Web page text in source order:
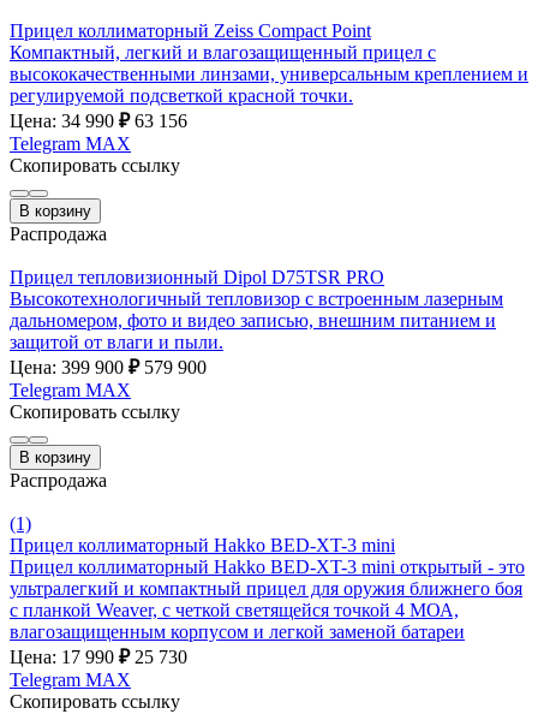
Прицел коллиматорный Zeiss Compact Point
Компактный, легкий и влагозащищенный прицел с
высококачественными линзами, универсальным креплением и
регулируемой подсветкой красной точки.
Цена: 34 990 ₽ 63 156
Telegram MAX
Скопировать ссылку
В корзину
Распродажа
Прицел тепловизионный Dipol D75TSR PRO
Высокотехнологичный тепловизор с встроенным лазерным
дальномером, фото и видео записью, внешним питанием и
защитой от влаги и пыли.
Цена: 399 900 ₽ 579 900
Telegram MAX
Скопировать ссылку
В корзину
Распродажа
(1)
Прицел коллиматорный Hakko BED-XT-3 mini
Прицел коллиматорный Hakko BED-XT-3 mini открытый - это
ультралегкий и компактный прицел для оружия ближнего боя
с планкой Weaver, с четкой светящейся точкой 4 МОА,
влагозащищенным корпусом и легкой заменой батареи
Цена: 17 990 ₽ 25 730
Telegram MAX
Скопировать ссылку